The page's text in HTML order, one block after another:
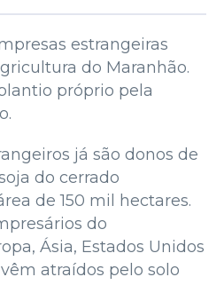
estrangeiras
do Maranhão.
próprio pela
já são donos de
do cerrado
de 150 mil hectares.
do
Ásia, Estados Unidos
atraídos pelo solo